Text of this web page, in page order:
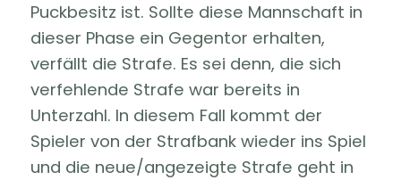
Puckbesitz ist. Sollte diese Mannschaft in
dieser Phase ein Gegentor erhalten,
verfällt die Strafe. Es sei denn, die sich
verfehlende Strafe war bereits in
Unterzahl. In diesem Fall kommt der
Spieler von der Strafbank wieder ins Spiel
und die neue/angezeigte Strafe geht in